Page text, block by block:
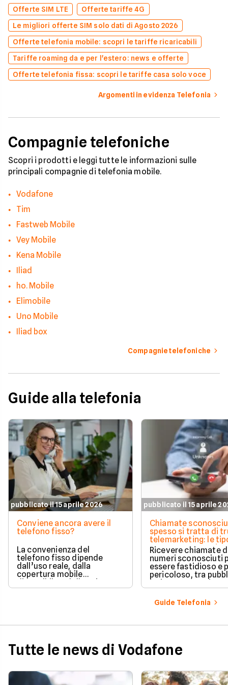
Offerte SIM LTE
Offerte tariffe 4G
Le migliori offerte SIM solo dati di Agosto 2026
Offerte telefonia mobile: scopri le tariffe ricaricabili
Tariffe roaming da e per l'estero: news e offerte
Offerte telefonia fissa: scopri le tariffe casa solo voce
Argomenti in evidenza Telefonia
Compagnie telefoniche
Scopri i prodotti e leggi tutte le informazioni sulle
principali compagnie di telefonia mobile.
Vodafone
Tim
Fastweb Mobile
Vey Mobile
Kena Mobile
Iliad
ho. Mobile
Elimobile
Uno Mobile
Iliad box
Compagnie telefoniche
Guide alla telefonia
pubblicato il 15 aprile 2026
Conviene ancora avere il
telefono fisso?
La convenienza del
telefono fisso dipende
dall’uso reale, dalla
copertura mobile
disponibile e dalle esigenze
di casa o lavoro.
pubblicato il 15 aprile
Chiamate
spesso si tratta di
telemarketing: le
come proteggersi
Ricevere chiamate
numeri sconosciuti
essere fastidioso e
pericoloso, tra
insistente e veri e
tentativi di truffa.
come il tuo numero
nelle mani dei call
efficaci per
riconoscere i
pericolo e a usare gli
bloccare finalmente
contatti
Guide Telefonia
Tutte le news di Vodafone